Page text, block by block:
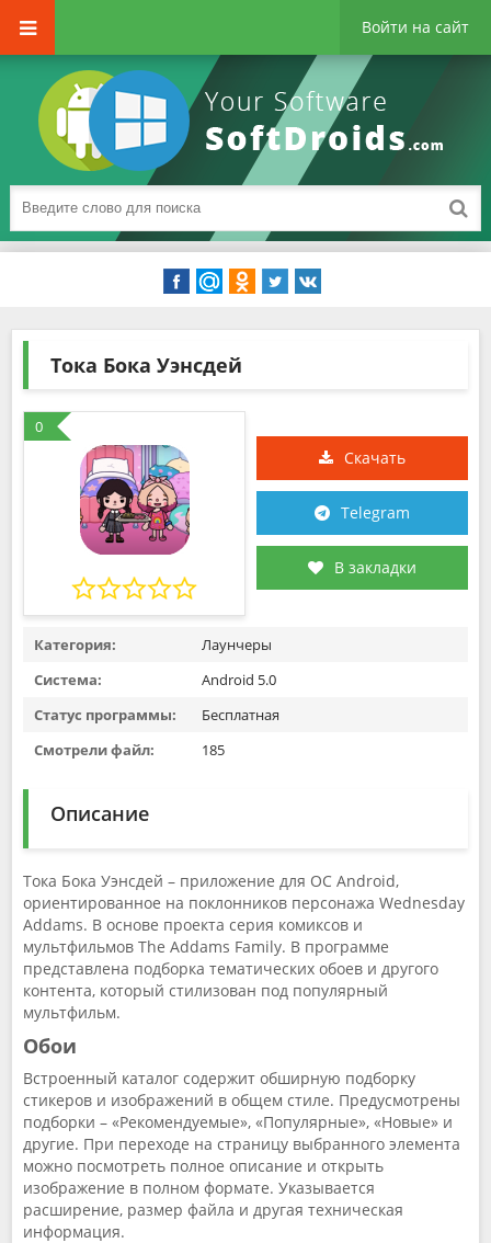
Войти на сайт
Тока Бока Уэнсдей
0
Скачать
Telegram
В закладки
Категория:
Лаунчеры
Система:
Android 5.0
Статус программы:
Бесплатная
Смотрели файл:
185
Описание
Тока Бока Уэнсдей – приложение для ОС Android,
ориентированное на поклонников персонажа Wednesday
Addams. В основе проекта серия комиксов и
мультфильмов The Addams Family. В программе
представлена подборка тематических обоев и другого
контента, который стилизован под популярный
мультфильм.
Обои
Встроенный каталог содержит обширную подборку
стикеров и изображений в общем стиле. Предусмотрены
подборки – «Рекомендуемые», «Популярные», «Новые» и
другие. При переходе на страницу выбранного элемента
можно посмотреть полное описание и открыть
изображение в полном формате. Указывается
расширение, размер файла и другая техническая
информация.